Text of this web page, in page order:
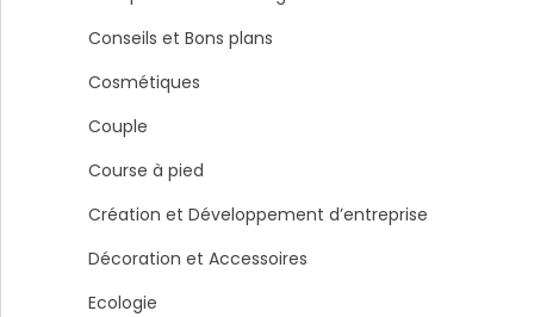
Conseils et Bons plans
Cosmétiques
Couple
Course à pied
Création et Développement d’entreprise
Décoration et Accessoires
Ecologie